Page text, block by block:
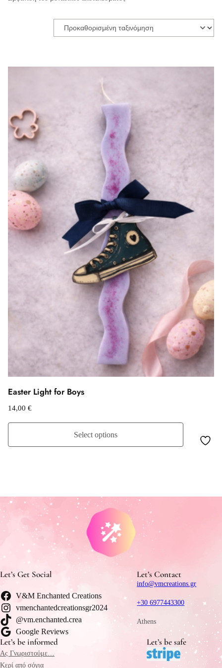
Easter Light for Boys
14,00 €
Select options
Let’s Get Social
V&M Enchanted Creations
vmenchantedcreationsgr2024
@vm.enchanted.crea
Google Reviews
Let’s Contact
info@vmcreations.gr
+30 6977443300
Athens
Let’s be informed
Ας Γνωριστούμε…
Κερί από σόγια
Let’s be safe